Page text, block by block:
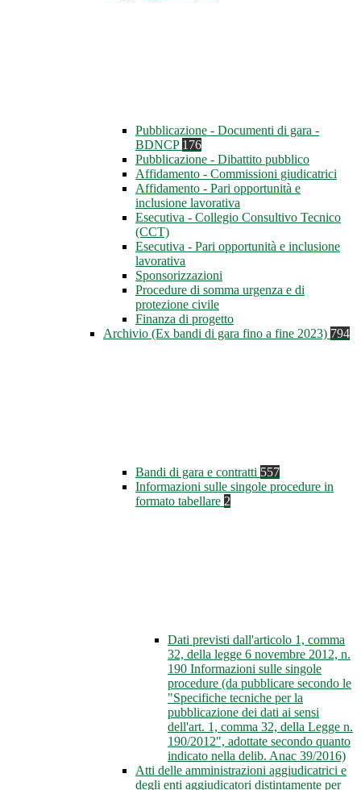
Pubblicazione - Documenti di gara -
BDNCP 176
Pubblicazione - Dibattito pubblico
Affidamento - Commissioni giudicatrici
Affidamento - Pari opportunità e
inclusione lavorativa
Esecutiva - Collegio Consultivo Tecnico
(CCT)
Esecutiva - Pari opportunità e inclusione
lavorativa
Sponsorizzazioni
Procedure di somma urgenza e di
protezione civile
Finanza di progetto
Archivio (Ex bandi di gara fino a fine 2023) 794
Bandi di gara e contratti 557
Informazioni sulle singole procedure in
formato tabellare 2
Dati previsti dall'articolo 1, comma
32, della legge 6 novembre 2012, n.
190 Informazioni sulle singole
procedure (da pubblicare secondo le
"Specifiche tecniche per la
pubblicazione dei dati ai sensi
dell'art. 1, comma 32, della Legge n.
190/2012", adottate secondo quanto
indicato nella delib. Anac 39/2016)
Atti delle amministrazioni aggiudicatrici e
degli enti aggiudicatori distintamente per